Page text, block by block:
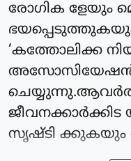
രോഗിക ളേയും
‘കത്തോലിക്ക
അസോസിയേഷന്‍’
സൃഷ്ടി ക്കുകയും